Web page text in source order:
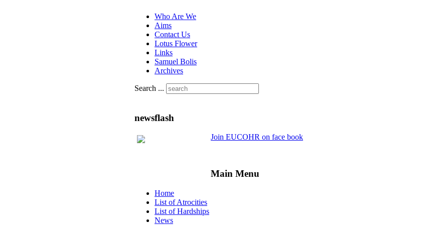
Who Are We
Aims
Contact Us
Lotus Flower
Links
Samuel Bolis
Archives
Search ...
newsflash
Join EUCOHR on face book
Main Menu
Home
List of Atrocities
List of Hardships
News